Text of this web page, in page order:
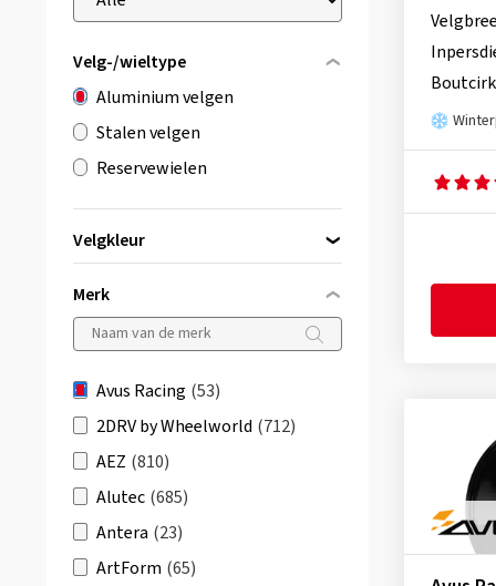
Velg-/wieltype
Aluminium velgen
Stalen velgen
Reservewielen
Velgkleur
zwart (40)
grijs / antraciet
(1)
Merk
Avus Racing (53)
2DRV by Wheelworld (712)
AEZ (810)
Alutec (685)
Antera (23)
ArtForm (65)